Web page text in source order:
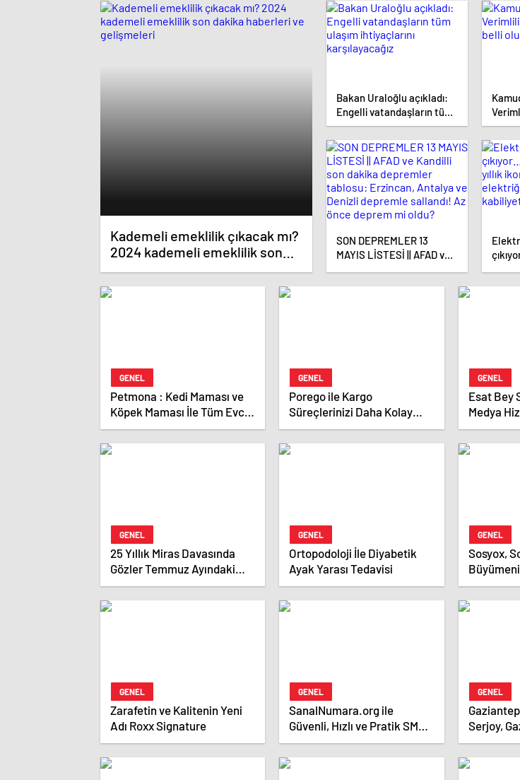
Kademeli emeklilik çıkacak mı?
2024 kademeli emeklilik son
dakika haberleri ve gelişmeleri
Bakan Uraloğlu açıkladı:
Engelli vatandaşların tüm
ulaşım ihtiyaçlarını
karşılayacağız
SON DEPREMLER 13
MAYIS LİSTESİ || AFAD ve
GENEL
Petmona : Kedi Maması ve
Köpek Maması İle Tüm Evcil
Hayvan Ürünleri
GENEL
Porego ile Kargo
Süreçlerinizi Daha Kolay
Yönetin
GENEL
Esat Bey
Medya
Panel
GENEL
25 Yıllık Miras Davasında
Gözler Temmuz Ayındaki
Karar Duruşmasına Çevrildi
GENEL
Ortopodoloji İle Diyabetik
Ayak Yarası Tedavisi
GENEL
Sosyox,
Olarak
GENEL
Zarafetin ve Kalitenin Yeni
Adı Roxx Signature
GENEL
SanalNumara.org ile
Güvenli, Hızlı ve Pratik SMS
Onay Çözümleri
GENEL
Serjoy, Gaziantep
Dünyaya